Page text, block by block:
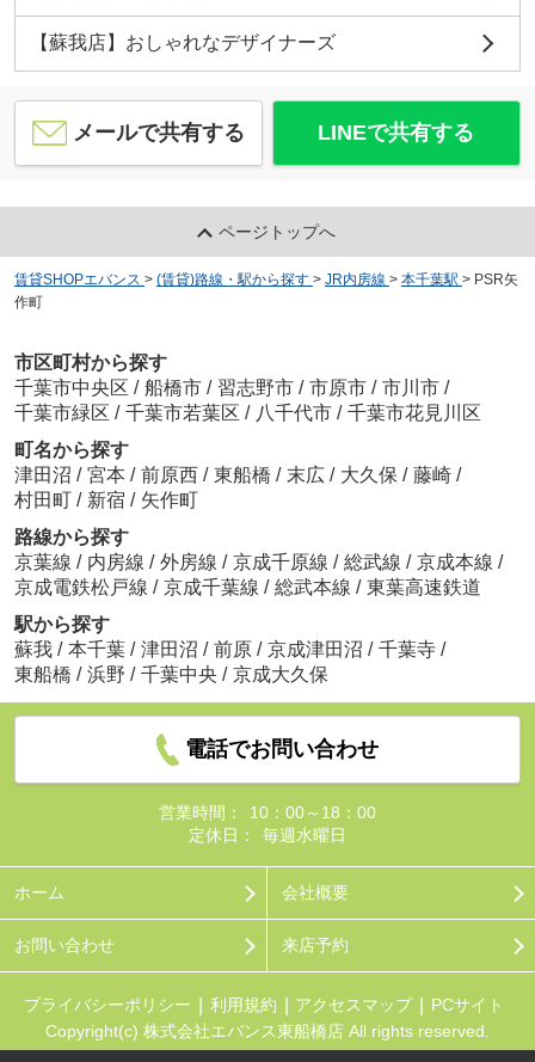
【蘇我店】おしゃれなデザイナーズ
メールで共有する LINEで共有する
ページトップへ
賃貸SHOPエバンス > (賃貸)路線・駅から探す > JR内房線 > 本千葉駅 > PSR矢
作町
市区町村から探す
千葉市中央区 / 船橋市 / 習志野市 / 市原市 / 市川市 /
千葉市緑区 / 千葉市若葉区 / 八千代市 / 千葉市花見川区
町名から探す
津田沼 / 宮本 / 前原西 / 東船橋 / 末広 / 大久保 / 藤崎 /
村田町 / 新宿 / 矢作町
路線から探す
京葉線 / 内房線 / 外房線 / 京成千原線 / 総武線 / 京成本線 /
京成電鉄松戸線 / 京成千葉線 / 総武本線 / 東葉高速鉄道
駅から探す
蘇我 / 本千葉 / 津田沼 / 前原 / 京成津田沼 / 千葉寺 /
東船橋 / 浜野 / 千葉中央 / 京成大久保
電話でお問い合わせ
営業時間：
10：00～18：00
定休日：
毎週水曜日
ホーム 会社概要
お問い合わせ 来店予約
プライバシーポリシー 利用規約 アクセスマップ
PCサイト
Copyright(c) 株式会社エバンス東船橋店 All rights reserved.